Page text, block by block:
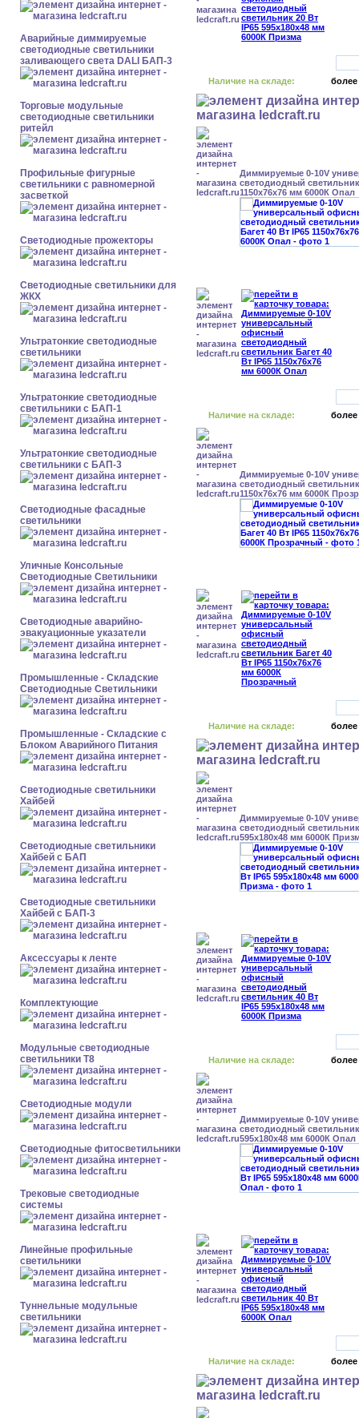
Аварийные диммируемые
светодиодные светильники
заливающего света DALI БАП-3
Торговые модульные
светодиодные светильники
ритейл
Профильные фигурные
светильники с равномерной
засветкой
Светодиодные прожекторы
Светодиодные светильники для
ЖКХ
Ультратонкие светодиодные
светильники
Ультратонкие светодиодные
светильники с БАП-1
Ультратонкие светодиодные
светильники с БАП-3
Светодиодные фасадные
светильники
Уличные Консольные
Светодиодные Светильники
Светодиодные аварийно-
эвакуационные указатели
Промышленные - Складские
Светодиодные Светильники
Промышленные - Складские с
Блоком Аварийного Питания
Светодиодные светильники
Хайбей
Светодиодные светильники
Хайбей с БАП
Светодиодные светильники
Хайбей с БАП-3
Аксессуары к ленте
Комплектующие
Модульные светодиодные
светильники Т8
Светодиодные модули
Светодиодные фитосветильники
Трековые светодиодные
системы
Линейные профильные
светильники
Туннельные модульные
светильники
Наличие на складе: более
Диммируемые 0-10V
светодиодный светильник
1150x76x76 мм 6000К Опал
Наличие на складе: более
Диммируемые 0-10V
светодиодный светильник
1150x76x76 мм 6000К
Наличие на складе: более
Диммируемые 0-10V
светодиодный
595x180x48 мм 6000К
Наличие на складе: более
Диммируемые 0-10V
светодиодный
595x180x48 мм 6000К Опал
Наличие на складе: более